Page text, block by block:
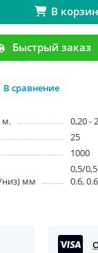
В
Быстрый заказ
В сравнение
м.
0,20 -
25
1000
низ) мм
0,5/
0.6,